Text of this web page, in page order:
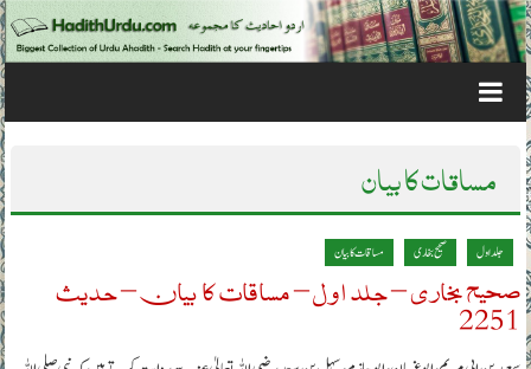
Skip to content
مساقات کا بیان
جلد اول صحیح بخاری مساقات کا بیان
صحیح بخاری – جلد اول – مساقات کا بیان – حدیث
2251